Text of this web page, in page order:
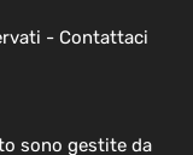
- Contattaci
sono gestite da